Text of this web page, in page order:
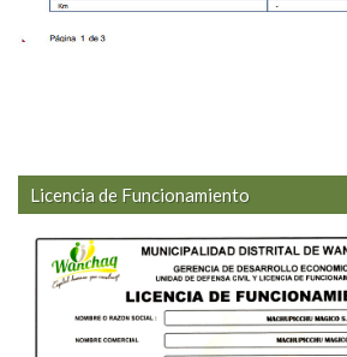
Licencia de Funcionamiento